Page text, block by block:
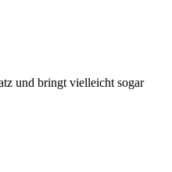
und bringt vielleicht sogar